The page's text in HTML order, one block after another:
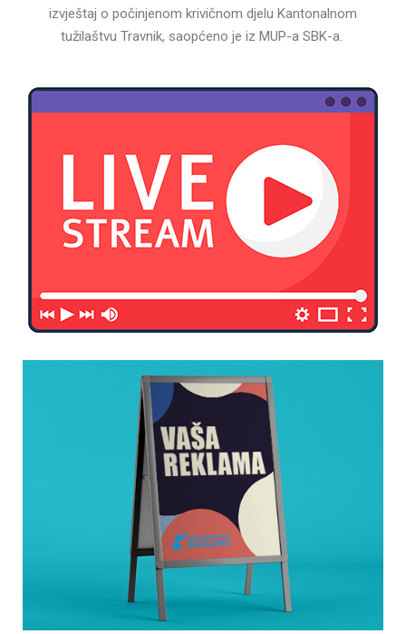
izvještaj o počinjenom krivičnom djelu Kantonalnom
tužilaštvu Travnik, saopćeno je iz MUP-a SBK-a.